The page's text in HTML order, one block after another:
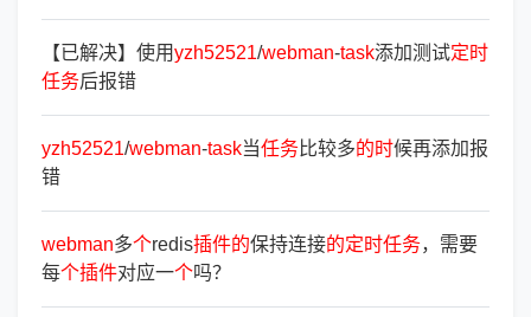
【已解决】使用yzh52521/webman-task添加测试定时
任务后报错
yzh52521/webman-task当任务比较多的时候再添加报
错
webman多个redis插件的保持连接的定时任务，需要
每个插件对应一个吗？